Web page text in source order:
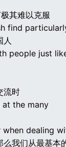
其难以克服
find
人
people just
流时
the many
dealing
我们从最基本